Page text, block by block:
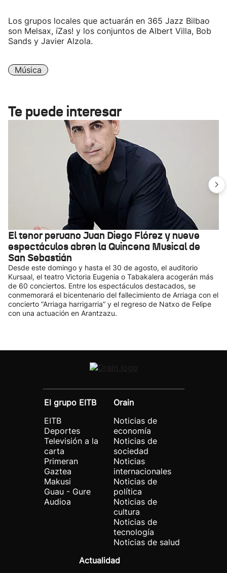
Los grupos locales que actuarán en 365 Jazz Bilbao
son Melsax, íZas! y los conjuntos de Albert Villa, Bob
Sands y Javier Alzola.
Música
Te puede interesar
El tenor peruano Juan Diego Flórez y nueve
espectáculos abren la Quincena Musical de
San Sebastián
Desde este domingo y hasta el 30 de agosto, el auditorio
Kursaal, el teatro Victoria Eugenia o Tabakalera acogerán más
de 60 conciertos. Entre los espectáculos destacados, se
conmemorará el bicentenario del fallecimiento de Arriaga con el
concierto “Arriaga harrigarria” y el regreso de Natxo de Felipe
con una actuación en Arantzazu.
El grupo EITB
EITB
Deportes
Televisión a la
carta
Primeran
Gaztea
Makusi
Guau - Gure
Audioa
Orain
Noticias de
economía
Noticias de
sociedad
Noticias
internacionales
Noticias de
política
Noticias de
cultura
Noticias de
tecnología
Noticias de salud
Actualidad